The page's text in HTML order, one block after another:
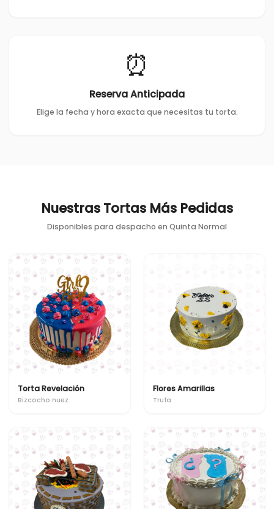
⏰
Reserva Anticipada
Elige la fecha y hora exacta que necesitas tu torta.
Nuestras Tortas Más Pedidas
Disponibles para despacho en Quinta Normal
Torta Revelación
Bizcocho nuez
Flores Amarillas
Trufa